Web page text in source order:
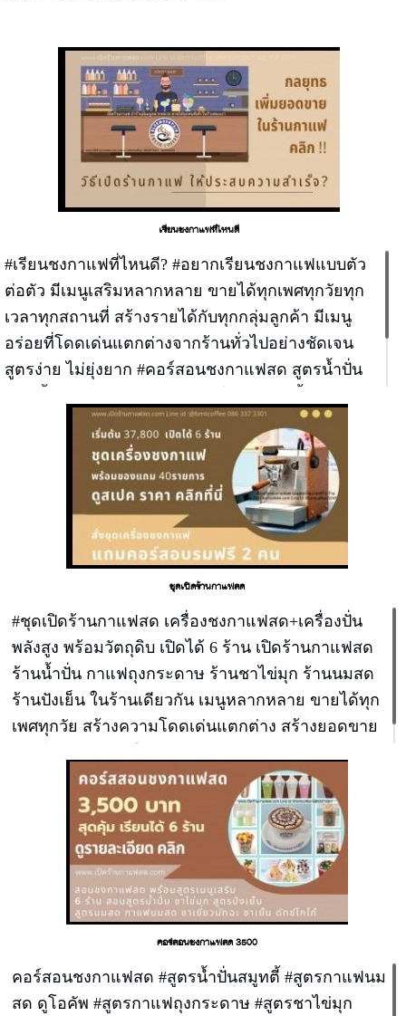
เรียนชงกาแฟที่ไหนดี
#เรียนชงกาแฟที่ไหนดี? #อยากเรียนชงกาแฟแบบตัว
ต่อตัว มีเมนูเสริมหลากหลาย ขายได้ทุกเพศทุกวัยทุก
เวลาทุกสถานที่ สร้างรายได้กับทุกกลุ่มลูกค้า มีเมนู
อร่อยที่โดดเด่นแตกต่างจากร้านทั่วไปอย่างชัดเจน
สูตรง่าย ไม่ยุ่งยาก #คอร์สอนชงกาแฟสด สูตรน้ำปั่น
สด สูตรปังเย็นบิงซู เปิดได้ 6 ร้าน เรียน 9.00-14.00 วัน
ชุดเปิดร้านกาแฟสด
#ชุดเปิดร้านกาแฟสด เครื่องชงกาแฟสด+เครื่องปั่น
พลังสูง พร้อมวัตถุดิบ เปิดได้ 6 ร้าน เปิดร้านกาแฟสด
ร้านน้ำปั่น กาแฟถุงกระดาษ ร้านชาไข่มุก ร้านนมสด
ร้านปังเย็น ในร้านเดียวกัน เมนูหลากหลาย ขายได้ทุก
เพศทุกวัย สร้างความโดดเด่นแตกต่าง สร้างยอดขาย
คอร์สอนชงกาแฟสด 3500
คอร์สอนชงกาแฟสด #สูตรน้ำปั่นสมูทตี้ #สูตรกาแฟนม
สด ดูโอคัพ #สูตรกาแฟถุงกระดาษ #สูตรชาไข่มุก